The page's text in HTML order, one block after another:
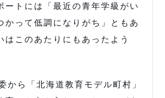
ートには「最近の青年学級がい
かって低調になりがち」ともあ
はこのあたりにもあったよう
ら「北海道教育モデル町村」